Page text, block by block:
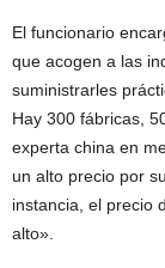
El funcionario
que acogen a las
suministrarles
Hay 300 fábricas,
experta china en
un alto precio por
instancia, el precio
alto».